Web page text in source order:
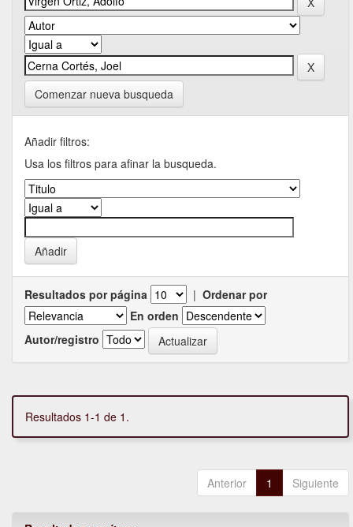
Comenzar nueva busqueda
Añadir filtros:
Usa los filtros para afinar la busqueda.
Resultados por página | Ordenar por
En orden
Autor/registro
Resultados 1-1 de 1.
Anterior 1 Siguiente